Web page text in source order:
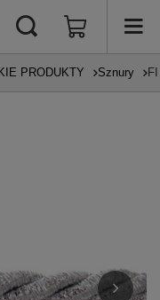
PRODUKTY Sznury